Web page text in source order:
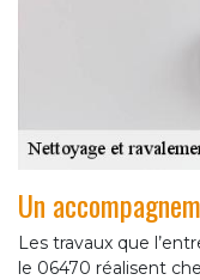
Un
Les travaux que
le 06470 réalisent